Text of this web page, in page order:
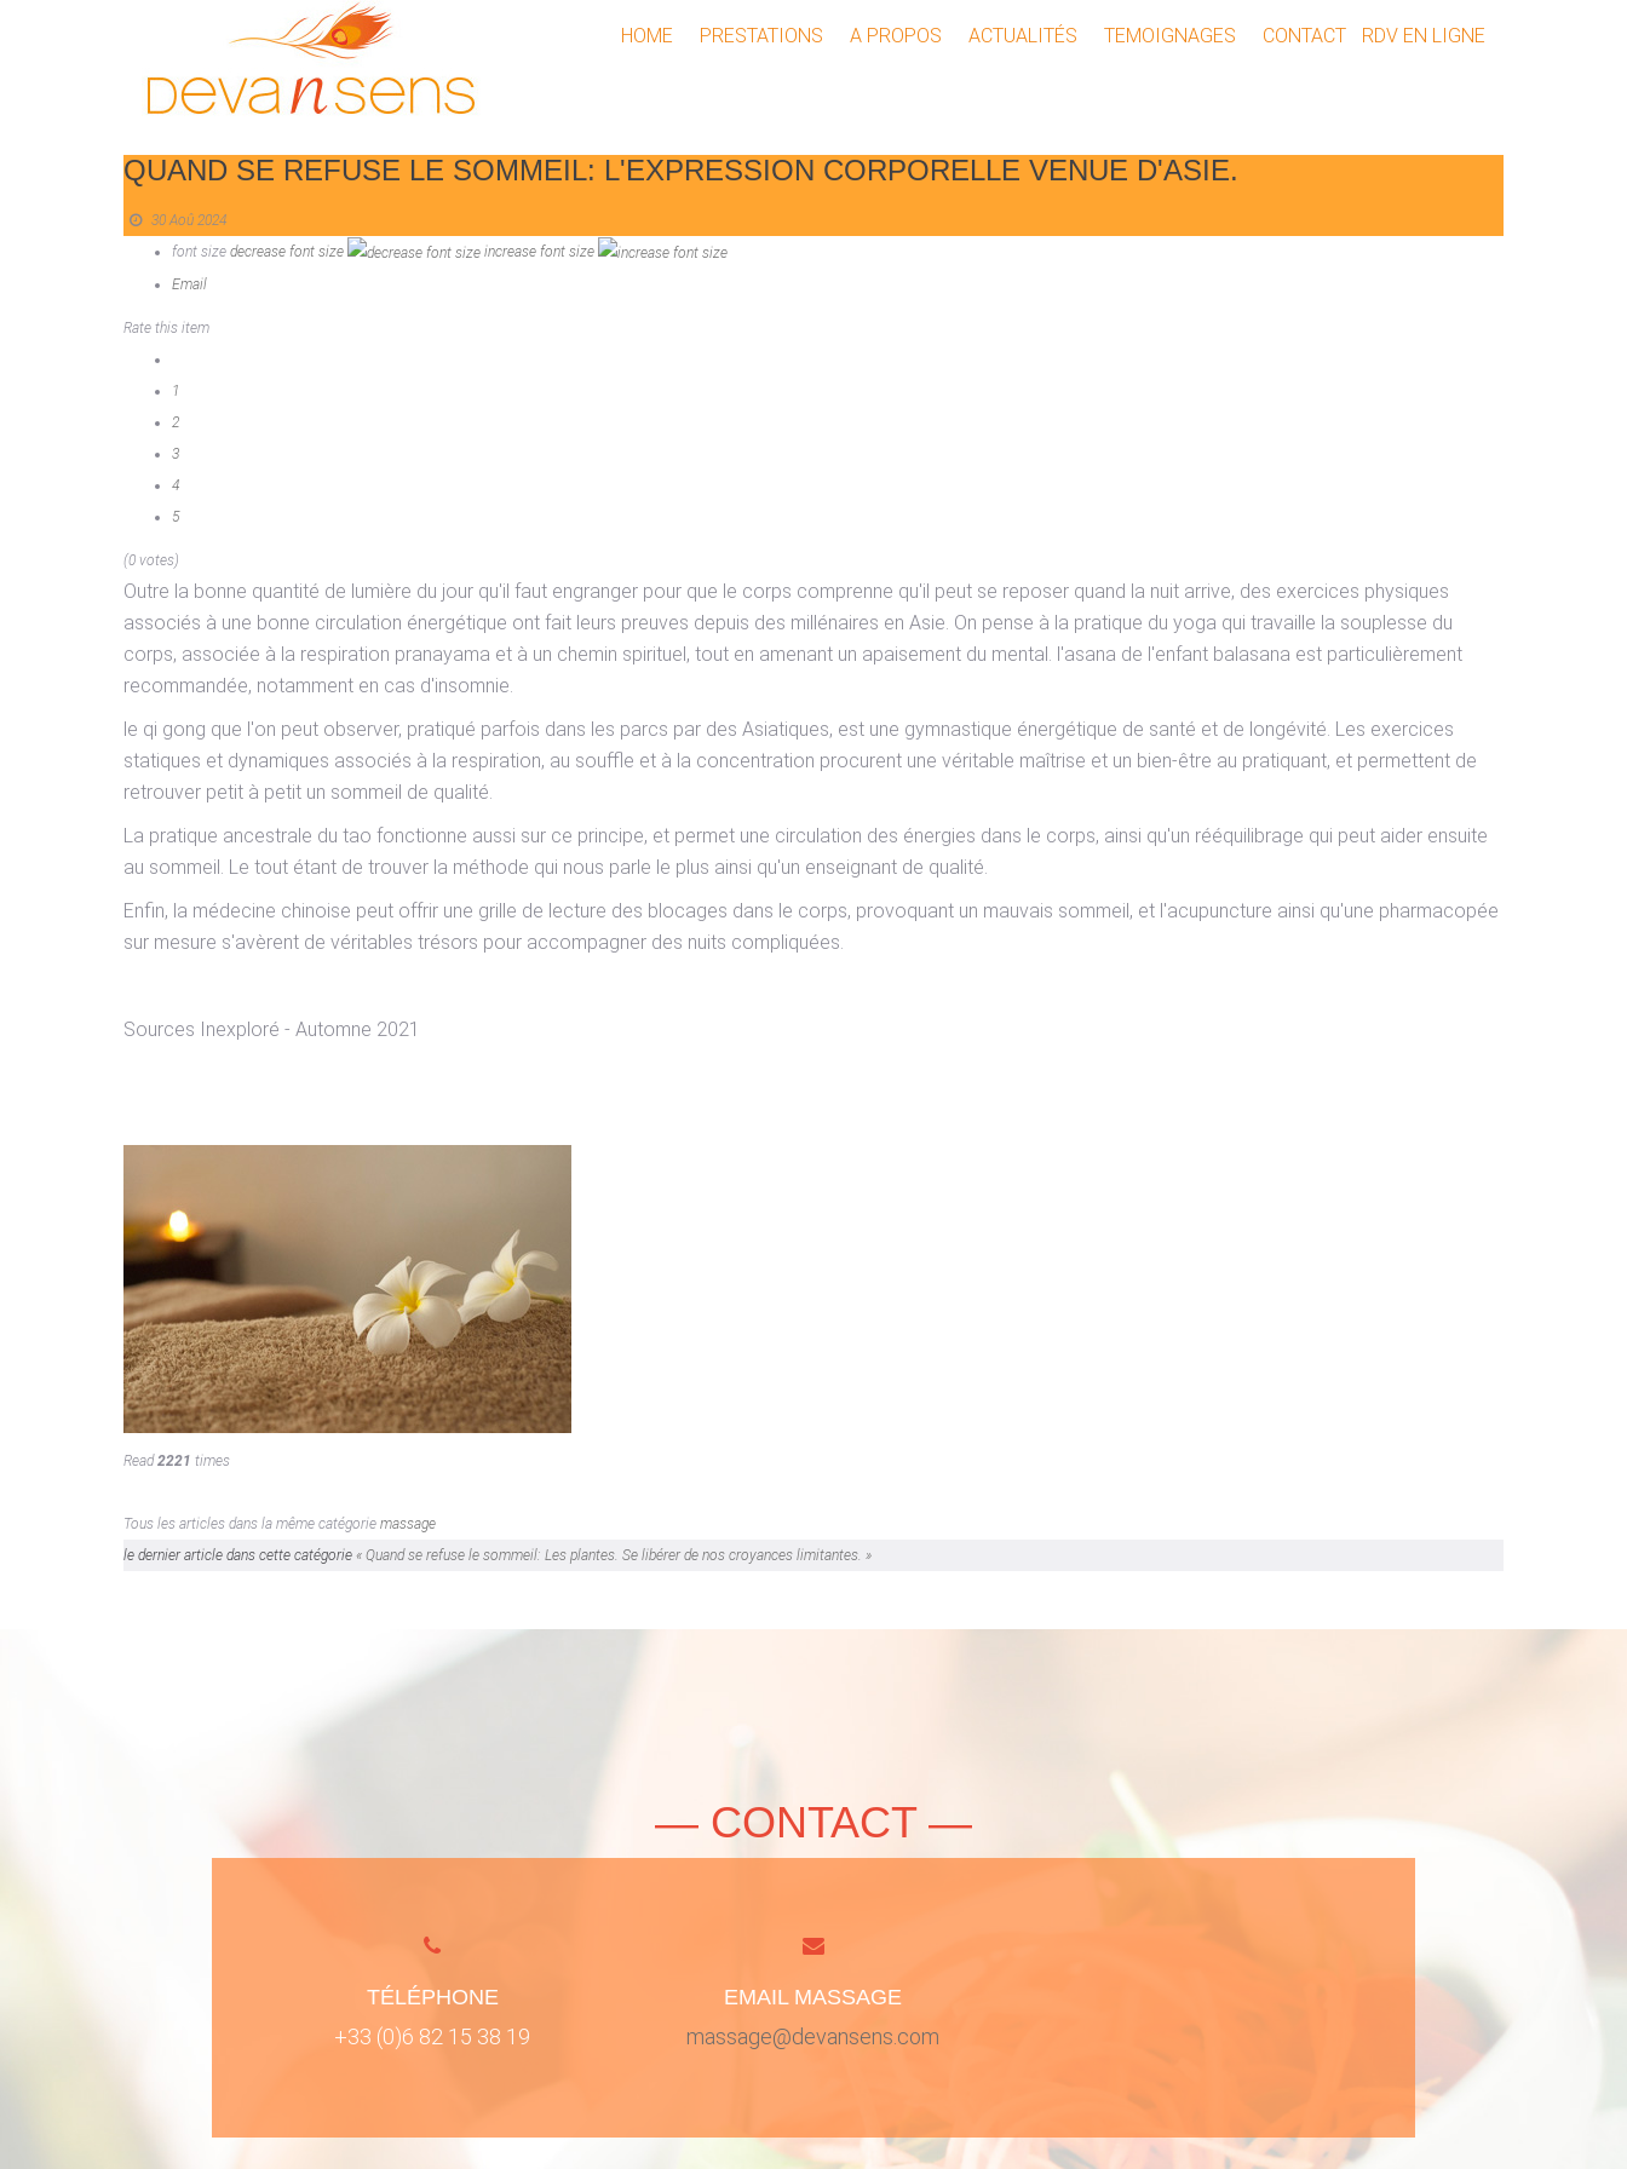
HOME PRESTATIONS A PROPOS ACTUALITÉS TEMOIGNAGES CONTACT RDV EN LIGNE
QUAND SE REFUSE LE SOMMEIL: L'EXPRESSION CORPORELLE VENUE D'ASIE.
30 Aoû 2024
font size decrease font size
increase font size
Email
Rate this item
1
2
3
4
5
(0 votes)
Outre la bonne quantité de lumière du jour qu'il faut engranger pour que le corps comprenne qu'il peut se reposer quand la nuit arrive, des exercices physiques
associés à une bonne circulation énergétique ont fait leurs preuves depuis des millénaires en Asie. On pense à la pratique du yoga qui travaille la souplesse du
corps, associée à la respiration pranayama et à un chemin spirituel, tout en amenant un apaisement du mental. l'asana de l'enfant balasana est particulièrement
recommandée, notamment en cas d'insomnie.
le qi gong que l'on peut observer, pratiqué parfois dans les parcs par des Asiatiques, est une gymnastique énergétique de santé et de longévité. Les exercices
statiques et dynamiques associés à la respiration, au souffle et à la concentration procurent une véritable maîtrise et un bien-être au pratiquant, et permettent de
retrouver petit à petit un sommeil de qualité.
La pratique ancestrale du tao fonctionne aussi sur ce principe, et permet une circulation des énergies dans le corps, ainsi qu'un rééquilibrage qui peut aider ensuite
au sommeil. Le tout étant de trouver la méthode qui nous parle le plus ainsi qu'un enseignant de qualité.
Enfin, la médecine chinoise peut offrir une grille de lecture des blocages dans le corps, provoquant un mauvais sommeil, et l'acupuncture ainsi qu'une pharmacopée
sur mesure s'avèrent de véritables trésors pour accompagner des nuits compliquées.
Sources Inexploré - Automne 2021
Read2221 times
Tous les articles dans la même catégorie massage
le dernier article dans cette catégorie « Quand se refuse le sommeil: Les plantes. Se libérer de nos croyances limitantes. »
— CONTACT —
TÉLÉPHONE
+33 (0)6 82 15 38 19
EMAIL MASSAGE
massage@devansens.com